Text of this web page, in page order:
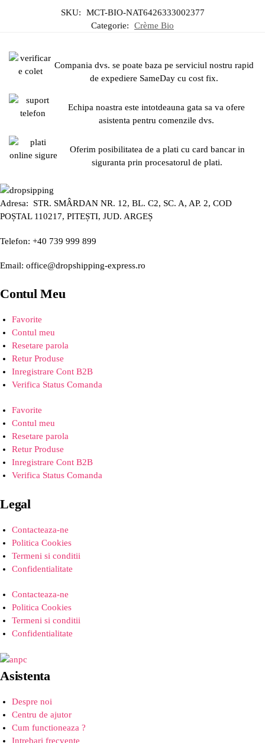
SKU:
MCT-BIO-NAT6426333002377
Categorie:
Crème Bio
Compania dvs. se poate baza pe serviciul nostru rapid
de expediere SameDay cu cost fix.
Echipa noastra este intotdeauna gata sa va ofere
asistenta pentru comenzile dvs.
Oferim posibilitatea de a plati cu card bancar in
siguranta prin procesatorul de plati.
Adresa: STR. SMÂRDAN NR. 12, BL. C2, SC. A, AP. 2, COD
POȘTAL 110217, PITEȘTI, JUD. ARGEȘ
Telefon: +40 739 999 899
Email: office@dropshipping-express.ro
Contul Meu
Favorite
Contul meu
Resetare parola
Retur Produse
Inregistrare Cont B2B
Verifica Status Comanda
Favorite
Contul meu
Resetare parola
Retur Produse
Inregistrare Cont B2B
Verifica Status Comanda
Legal
Contacteaza-ne
Politica Cookies
Termeni si conditii
Confidentialitate
Contacteaza-ne
Politica Cookies
Termeni si conditii
Confidentialitate
Asistenta
Despre noi
Centru de ajutor
Cum functioneaza ?
Intrebari frecvente